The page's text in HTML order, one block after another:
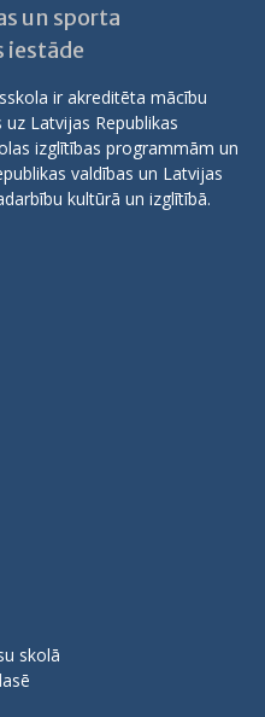
un sporta
iestāde
ir akreditēta mācību
Latvijas Republikas
izglītības programmām un
valdības un Latvijas
kultūrā un izglītībā.
skolā